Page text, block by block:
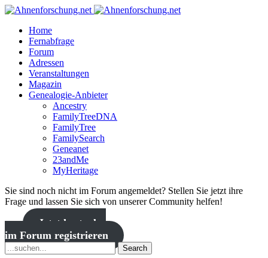
Home
Fernabfrage
Forum
Adressen
Veranstaltungen
Magazin
Genealogie-Anbieter
Ancestry
FamilyTreeDNA
FamilyTree
FamilySearch
Geneanet
23andMe
MyHeritage
Sie sind noch nicht im Forum angemeldet? Stellen Sie jetzt ihre
Frage und lassen Sie sich von unserer Community helfen!
Jetzt kostenlos
im Forum registrieren
Search